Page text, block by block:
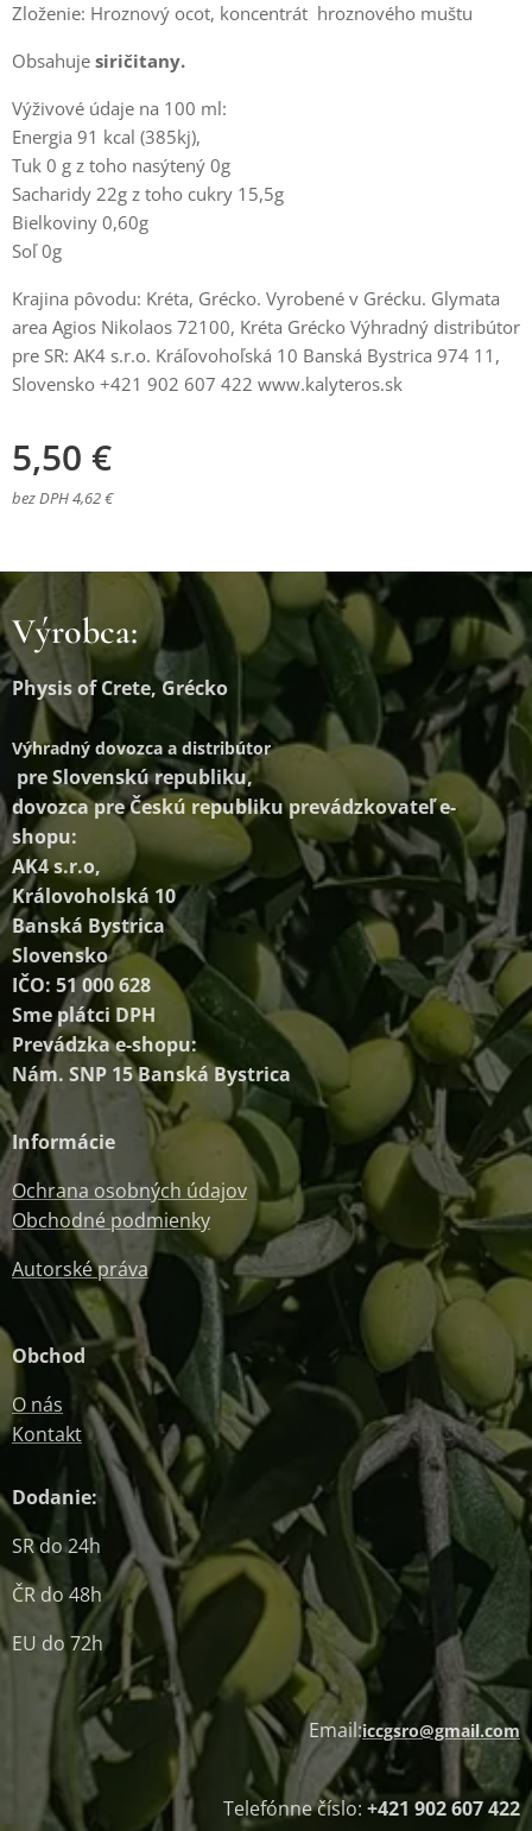
Zloženie: Hroznový ocot, koncentrát hroznového muštu
Obsahuje siričitany.
Výživové údaje na 100 ml:
Energia 91 kcal (385kj),
Tuk 0 g z toho nasýtený 0g
Sacharidy 22g z toho cukry 15,5g
Bielkoviny 0,60g
Soľ 0g
Krajina pôvodu: Kréta, Grécko. Vyrobené v Grécku. Glymata
area Agios Nikolaos 72100, Kréta Grécko Výhradný distribútor
pre SR: AK4 s.r.o. Kráľovohoľská 10 Banská Bystrica 974 11,
Slovensko +421 902 607 422 www.kalyteros.sk
5,50 €
bez DPH 4,62 €
Výrobca:
Physis of Crete, Grécko
Výhradný dovozca a distribútor
pre Slovenskú republiku,
dovozca pre Českú republiku prevádzkovateľ e-
shopu:
AK4 s.r.o,
Královoholská 10
Banská Bystrica
Slovensko
IČO: 51 000 628
Sme plátci DPH
Prevádzka e-shopu:
Nám. SNP 15 Banská Bystrica
Informácie
Ochrana osobných údajov
Obchodné podmienky
Autorské práva
Obchod
O nás
Kontakt
Dodanie:
SR do 24h
ČR do 48h
EU do 72h
Email:iccgsro@gmail.com
Telefónne číslo: +421 902 607 422